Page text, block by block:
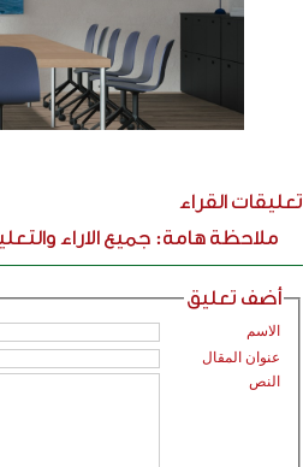
تعليقات القراء
ملاحظة هامة: جميع الاراء
أضف تعليق
الاسم
عنوان المقال
النص